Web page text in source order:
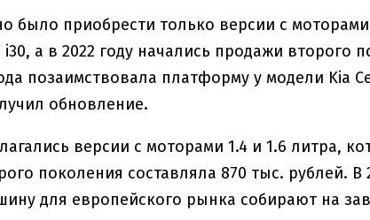
было приобрести только версии с
а в 2022 году начались продажи второго
позаимствовала платформу у модели Kia
обновление.
версии с моторами 1.4 и 1.6 литра,
поколения составляла 870 тыс. рублей.
для европейского рынка собирают на